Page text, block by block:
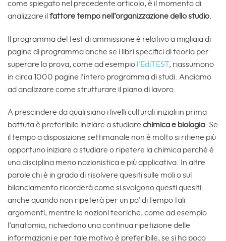
come spiegato nel precedente articolo, è il momento di
analizzare il fattore tempo nell’organizzazione dello studio
Il programma del test di ammissione è relativo a migliaia di
pagine di programma anche se i libri specifici di teoria per
superare la prova, come ad esempio l’EdiTEST, riassumono
in circa 1000 pagine l’intero programma di studi. Andiamo
ad analizzare come strutturare il piano di lavoro.
A prescindere da quali siano i livelli culturali iniziali in prima
battuta è preferibile iniziare a studiare chimicae biologia. Se
il tempo a disposizione settimanale non è molto si ritiene più
opportuno iniziare a studiare o ripetere la chimica perché è
una disciplina meno nozionistica e più applicativa. In altre
parole chi è in grado di risolvere quesiti sulle moli o sul
bilanciamento ricorderà come si svolgono questi quesiti
anche quando non ripeterà per un po’ di tempo tali
argomenti, mentre le nozioni teoriche, come ad esempio
l’anatomia, richiedono una continua ripetizione delle
informazioni e per tale motivo è preferibile, se si ha poco